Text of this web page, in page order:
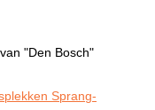
"Den Bosch"
Sprang-